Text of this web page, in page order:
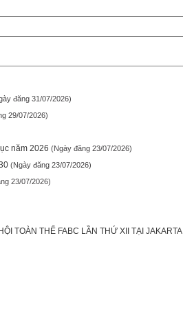
đăng 31/07/2026)
29/07/2026)
năm 2026 (Ngày đăng 23/07/2026)
(Ngày đăng 23/07/2026)
23/07/2026)
TOÀN THỂ FABC LẦN THỨ XII TẠI JAKARTA